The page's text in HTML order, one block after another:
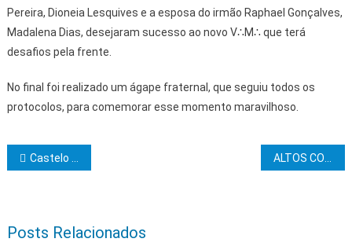
Pereira, Dioneia Lesquives e a esposa do irmão Raphael Gonçalves,
Madalena Dias, desejaram sucesso ao novo V∴M∴ que terá
desafios pela frente.
No final foi realizado um ágape fraternal, que seguiu todos os
protocolos, para comemorar esse momento maravilhoso.
Navegação de Post
Castelo Sementes do Sertão Brumandense realiza cerimônia em homenagem à bandeira
Posts Relacionados